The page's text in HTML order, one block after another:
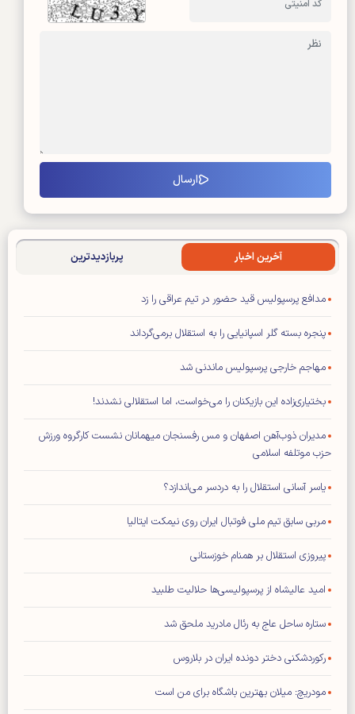
آخرین اخبار پربازدیدترین
مدافع پرسپولیس قید حضور در تیم عراقی را زد
پنجره بسته گلر اسپانیایی را به استقلال برمی‌گرداند
مهاجم خارجی پرسپولیس ماندنی شد
بختیاری‌زاده این بازیکنان را می‌خواست، اما استقلالی نشدند!
مدیران ذوب‌آهن اصفهان و مس رفسنجان میهمانان نشست کارگروه ورزش
حزب موتلفه اسلامی
یاسر آسانی استقلال را به دردسر می‌اندازد؟
مربی سابق تیم ملی فوتبال ایران روی نیمکت ایتالیا
پیروزی استقلال بر همنام خوزستانی
امید عالیشاه از پرسپولیسی‌ها حلالیت طلبید
ستاره ساحل عاج به رئال مادرید ملحق شد
رکوردشکنی دختر دونده ایران در بلاروس
مودریچ: میلان بهترین باشگاه برای من است